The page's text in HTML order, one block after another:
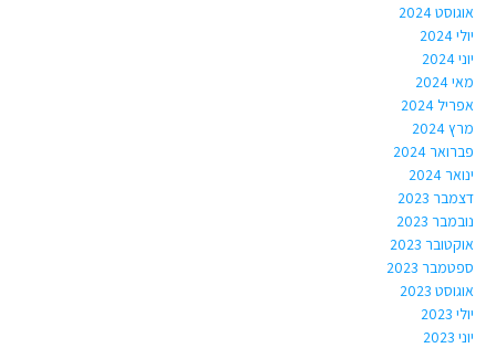
אוגוסט 2024
יולי 2024
יוני 2024
מאי 2024
אפריל 2024
מרץ 2024
פברואר 2024
ינואר 2024
דצמבר 2023
נובמבר 2023
אוקטובר 2023
ספטמבר 2023
אוגוסט 2023
יולי 2023
יוני 2023